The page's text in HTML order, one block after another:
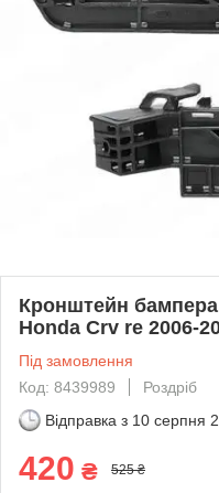
Кронштейн
Honda Crv re 2006-
Під замовлення
Код: 8439989
Роздріб
Відправка з 10 серпня
420 ₴ 525 ₴